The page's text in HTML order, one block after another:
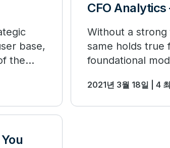
base,
the
CFO Analytics
Without a
same holds true
foundational
2021년 3월 18일 | 4